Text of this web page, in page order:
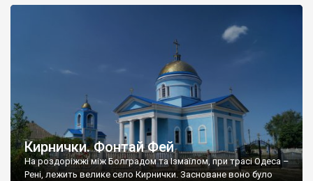
Кирнички. Фонтай Фей
На роздоріжжі між Болградом та Ізмаїлом, при трасі Одеса –
Рені, лежить велике село Кирнички. Засноване воно було